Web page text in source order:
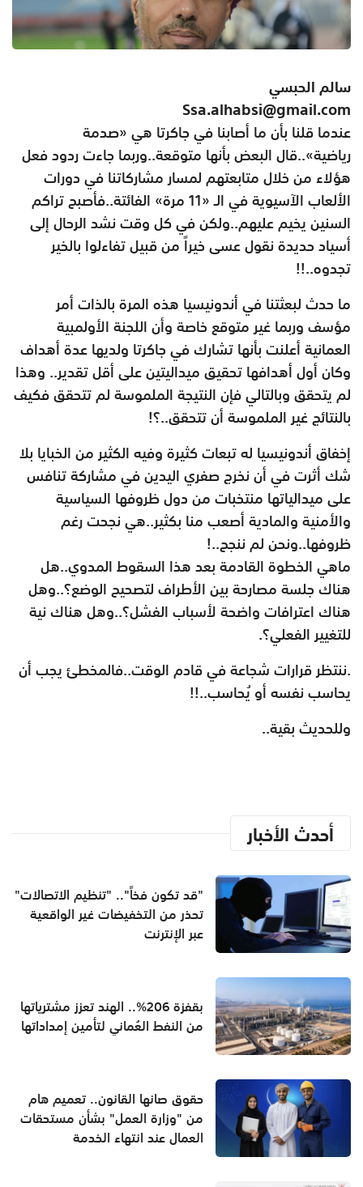
سالم الحبسي
Ssa.alhabsi@gmail.com
عندما قلنا بأن ما أصابنا في جاكرتا هي «صدمة
رياضية»..قال البعض بأنها متوقعة..وربما جاءت ردود فعل
هؤلاء من خلال متابعتهم لمسار مشاركاتنا في دورات
الألعاب الآسيوية في الـ «11 مرة» الفائتة..فأصبح تراكم
السنين يخيم عليهم..ولكن في كل وقت نشد الرحال إلى
أسياد حديدة نقول عسى خيراً من قبيل تفاءلوا بالخير
تجدوه..!!
ما حدث لبعثتنا في أندونيسيا هذه المرة بالذات أمر
مؤسف وربما غير متوقع خاصة وأن اللجنة الأولمبية
العمانية أعلنت بأنها تشارك في جاكرتا ولديها عدة أهداف
وكان أول أهدافها تحقيق ميداليتين على أقل تقدير.. وهذا
لم يتحقق وبالتالي فإن النتيجة الملموسة لم تتحقق فكيف
بالنتائج غير الملموسة أن تتحقق..؟!
إخفاق أندونيسيا له تبعات كثيرة وفيه الكثير من الخبايا بلا
شك أثرت في أن نخرج صفري اليدين في مشاركة تنافس
على ميدالياتها منتخبات من دول ظروفها السياسية
والأمنية والمادية أصعب منا بكثير..هي نجحت رغم
ظروفها..ونحن لم ننجح..!
ماهي الخطوة القادمة بعد هذا السقوط المدوي..هل
هناك جلسة مصارحة بين الأطراف لتصحيح الوضع؟..وهل
هناك اعترافات واضحة لأسباب الفشل؟..وهل هناك نية
للتغيير الفعلي؟.
.ننتظر قرارات شجاعة في قادم الوقت..فالمخطئ يجب أن
يحاسب نفسه أو يُحاسب..!!
وللحديث بقية..
أحدث الأخبار
"قد تكون فخاً".. "تنظيم الاتصالات"
تحذر من التخفيضات غير الواقعية
عبر الإنترنت
بقفزة 206%.. الهند تعزز مشترياتها
من النفط العُماني لتأمين إمداداتها
حقوق صانها القانون.. تعميم هام
من "وزارة العمل" بشأن مستحقات
العمال عند انتهاء الخدمة